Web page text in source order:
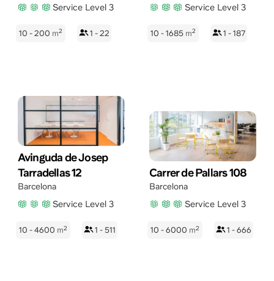
Service Level 3
10 - 200 m2 1 - 22
Service Level 3
10 - 1685 m2 1 - 187
Avinguda de Josep
Tarradellas 12
Barcelona
Service Level 3
10 - 4600 m2 1 - 511
Carrer de Pallars 108
Barcelona
Service Level 3
10 - 6000 m2 1 - 666